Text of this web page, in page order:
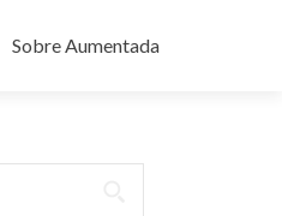
Sobre Aumentada